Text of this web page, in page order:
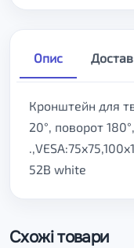
Опис
Кронштейн для
20°, поворот
52B white
Схожі товари